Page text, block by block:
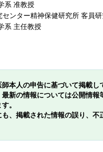
系 准教授
ンター精神保健研究所 客員
系 主任教授
本人の申告に基づいて掲載
新の情報については公開情
。
、掲載された情報の誤り、